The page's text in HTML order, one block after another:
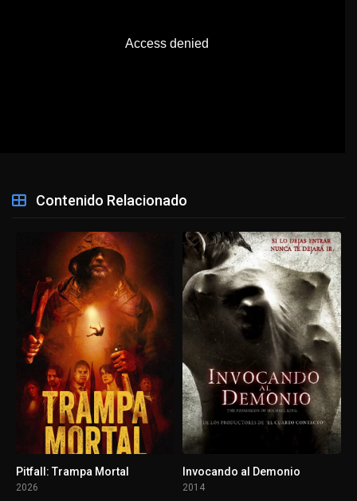
Contenido Relacionado
Pitfall: Trampa Mortal
2026
Invocando al Demonio
2014